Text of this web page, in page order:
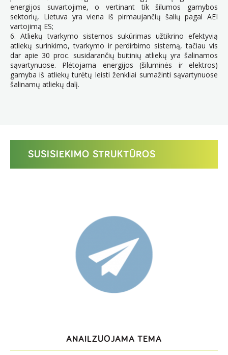
energijos suvartojime, o vertinant tik šilumos gamybos
sektorių, Lietuva yra viena iš pirmaujančių šalių pagal AEI
vartojimą ES;
6. Atliekų tvarkymo sistemos sukūrimas užtikrino efektyvią
atliekų surinkimo, tvarkymo ir perdirbimo sistemą, tačiau vis
dar apie 30 proc. susidarančių buitinių atliekų yra šalinamos
sąvartynuose. Plėtojama energijos (šiluminės ir elektros)
gamyba iš atliekų turėtų leisti ženkliai sumažinti sąvartynuose
šalinamų atliekų dalį.
SUSISIEKIMO STRUKTŪROS
ANAILZUOJAMA TEMA